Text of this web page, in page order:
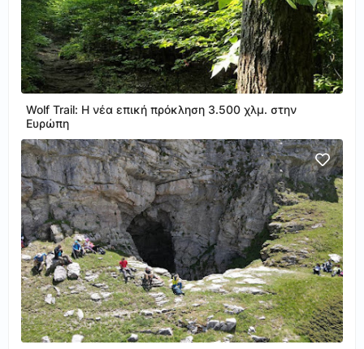
Wolf Trail: Η νέα επική πρόκληση 3.500 χλμ. στην
Ευρώπη